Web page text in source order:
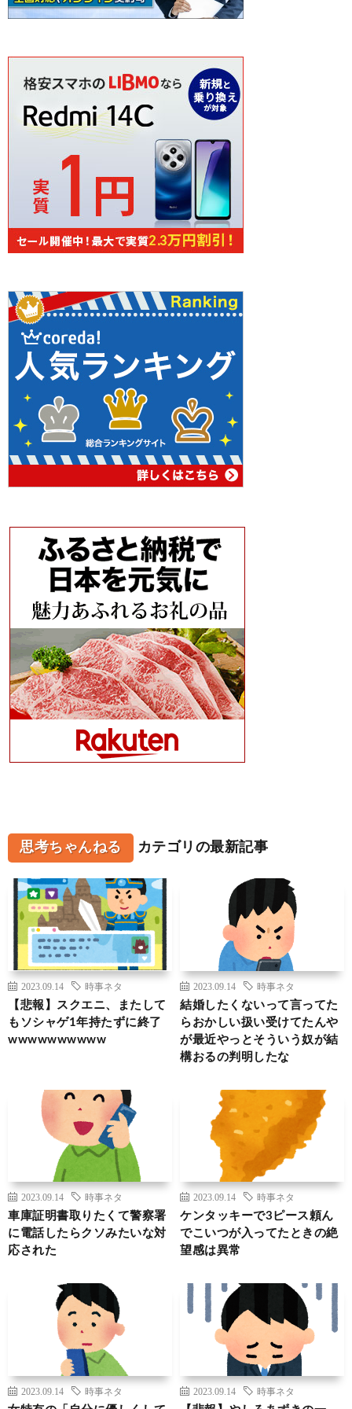
思考ちゃんねる カテゴリの最新記事
2023.09.14 時事ネタ
【悲報】スクエニ、またして
もソシャゲ1年持たずに終了
wwwwwwwwww
2023.09.14 時事ネタ
結婚したくないって言ってた
らおかしい扱い受けてたんや
が最近やっとそういう奴が結
構おるの判明したな
2023.09.14 時事ネタ
車庫証明書取りたくて警察署
に電話したらクソみたいな対
応された
2023.09.14 時事ネタ
ケンタッキーで3ピース頼ん
でこいつが入ってたときの絶
望感は異常
2023.09.14 時事ネタ 2023.09.14 時事ネタ